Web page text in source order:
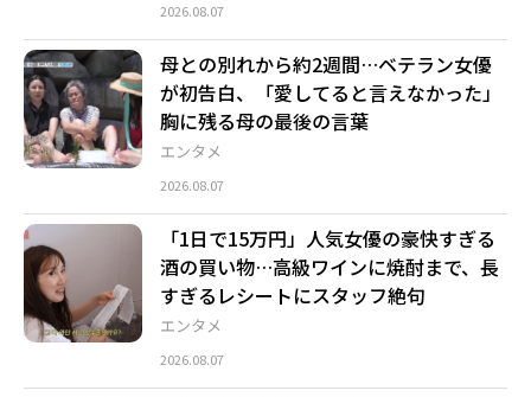
2026.08.07
エンタメ
母との別れから約2週間…ベテラン女優
が初告白、「愛してると言えなかった」
胸に残る母の最後の言葉
2026.08.07
エンタメ
「1日で15万円」人気女優の豪快すぎる
酒の買い物…高級ワインに焼酎まで、長
すぎるレシートにスタッフ絶句
2026.08.07